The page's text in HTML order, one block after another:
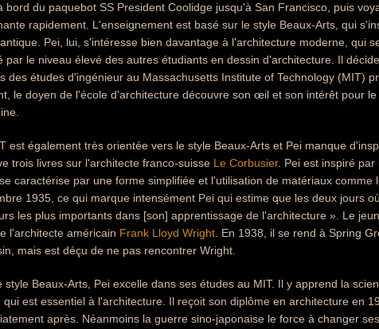
du paquebot SS President Coolidge jusqu'à San Francisco, puis
rapidement. L'enseignement est basé sur le style Beaux-Arts, qui
Pei, lui, s'intéresse bien davantage à l'architecture moderne, qui
par le niveau élevé des autres étudiants en dessin d'architecture. Il
des études d'ingénieur au Massachusetts Institute of Technology (MIT)
le doyen de l'école d'architecture découvre son œil et son intérêt pour
est également très orientée vers le style Beaux-Arts et Pei manque
trois livres sur l'architecte franco-suisse Le Corbusier. Pei est inspiré
caractérise par une forme simplifiée et l'utilisation de matériaux comme
1935, ce qui marque intensément Pei qui estime que les deux jours
les plus importants dans [son] apprentissage de l'architecture ». Le
l'architecte américain Frank Lloyd Wright . En 1938, il se rend à Spring
mais est déçu de ne pas rencontrer Wright.
Beaux-Arts, Pei excelle dans ses études au MIT. Il y apprend la
est essentiel à l'architecture. Il reçoit son diplôme en architecture en
après. Néanmoins la guerre sino-japonaise le force à changer